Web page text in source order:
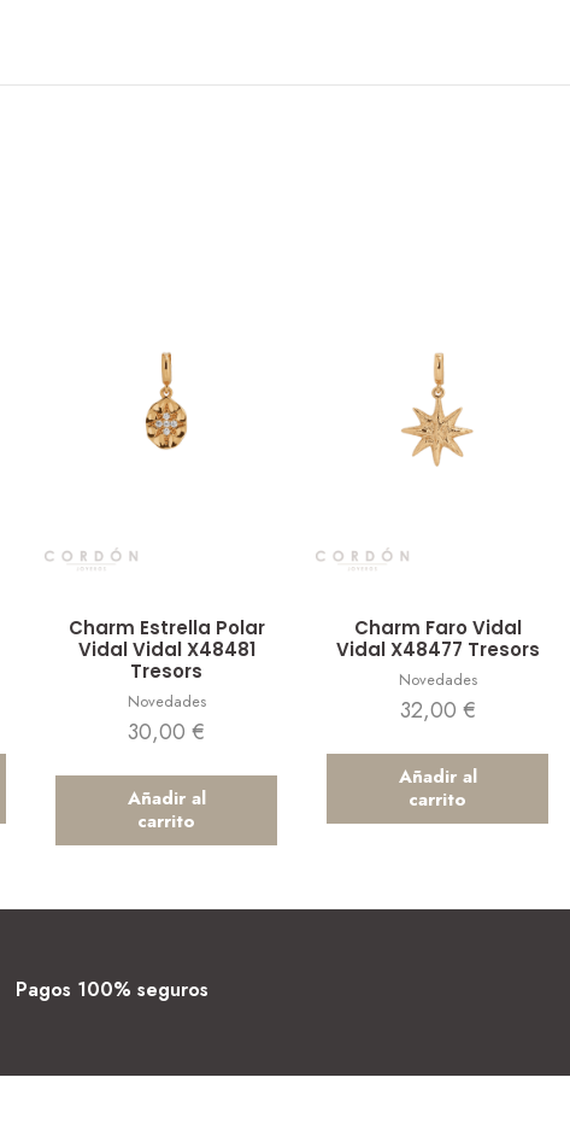
Charm Estrella Polar
Vidal Vidal X48481
Tresors
Novedades
30,00€
Añadir al
carrito
Charm Faro Vidal
Vidal X48477 Tresors
Novedades
32,00 €
Añadir al
carrito
Pagos 100% seguros